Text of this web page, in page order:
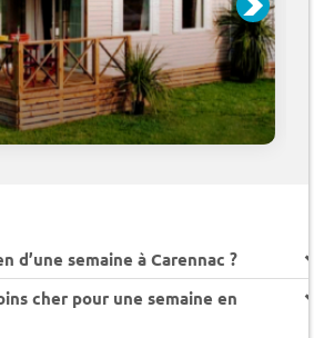
d’une semaine à Carennac ?
cher pour une semaine en